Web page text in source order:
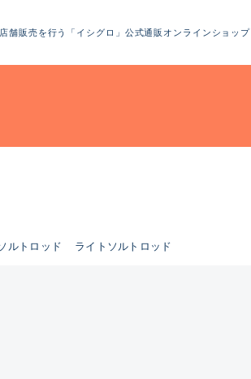
舗販売を行う「イシグロ」公式通販オンラインショップ
ルトロッド ライトソルトロッド